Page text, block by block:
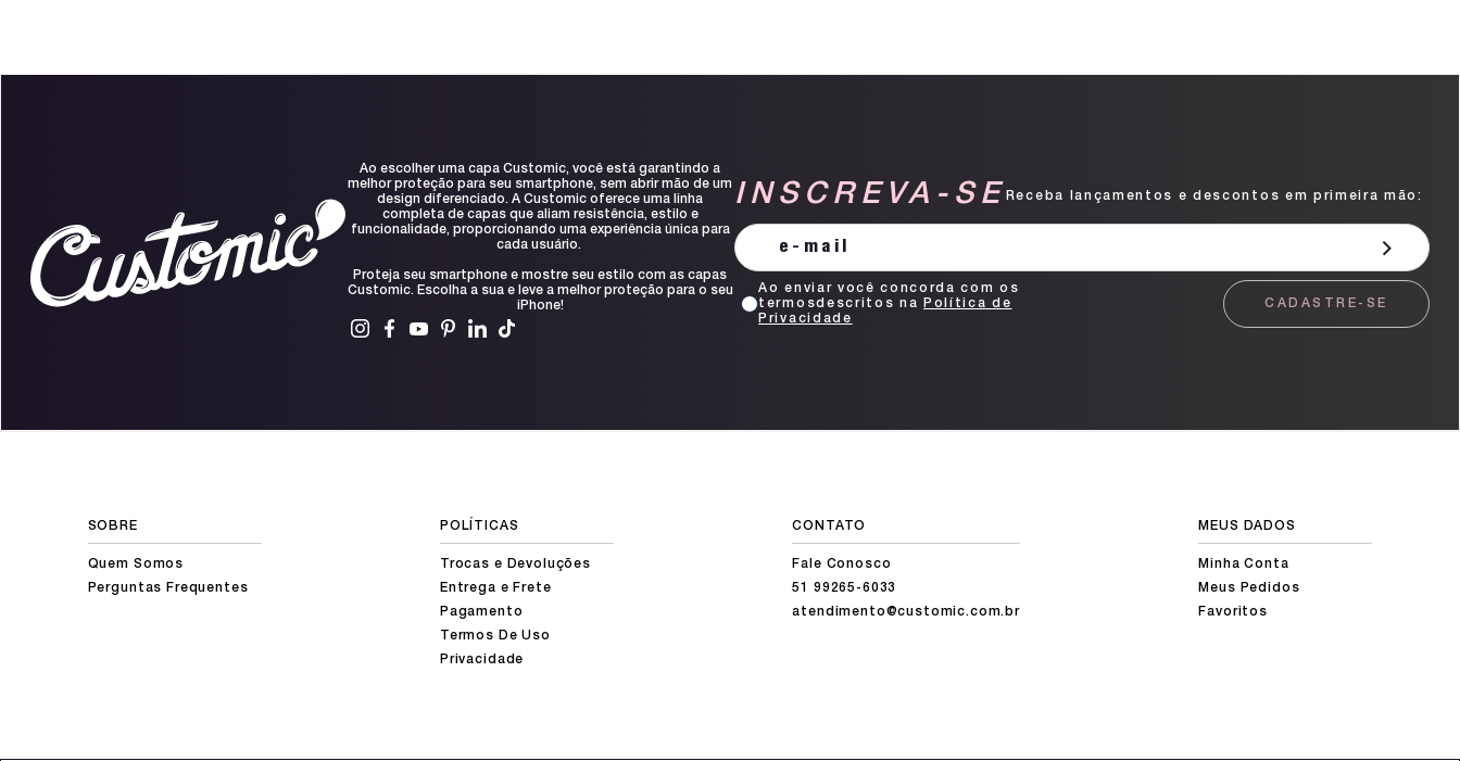
Ao escolher uma capa Customic, você está garantindo a
melhor proteção para seu smartphone, sem abrir mão de um
design diferenciado. A Customic oferece uma linha
completa de capas que aliam resistência, estilo e
funcionalidade, proporcionando uma experiência única para
cada usuário.
Proteja seu smartphone e mostre seu estilo com as capas
Customic. Escolha a sua e leve a melhor proteção para o seu
iPhone!
INSCREVA-SE Receba lançamentos e descontos em primeira mão:
CADASTRE-SE
Ao enviar você concorda com os
termosdescritos na
Política de
Privacidade
SOBRE
Quem Somos
Perguntas Frequentes
POLÍTICAS
Trocas e Devoluções
Entrega e Frete
Pagamento
Termos De Uso
Privacidade
CONTATO
Fale Conosco
51 99265-6033
atendimento@customic.com.br
MEUS DADOS
Minha Conta
Meus Pedidos
Favoritos